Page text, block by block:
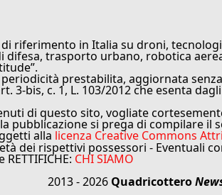
riferimento in Italia su droni,
trasporto urbano, robotica
prestabilita, aggiornata
3-bis, c. 1, L. 103/2012 che esenta
di questo sito, vogliate
pubblicazione si prega di compilare il
alla licenza Creative Commons
dei rispettivi possessori - Eventuali
CHI SIAMO
2013 - 2026 Quadricottero